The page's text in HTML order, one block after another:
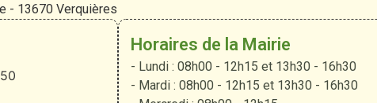
- 13670 Verquières
Horaires de la Mairie
- Lundi : 08h00 - 12h15 et 13h30 - 16h30
- Mardi : 08h00 - 12h15 et 13h30 - 16h30